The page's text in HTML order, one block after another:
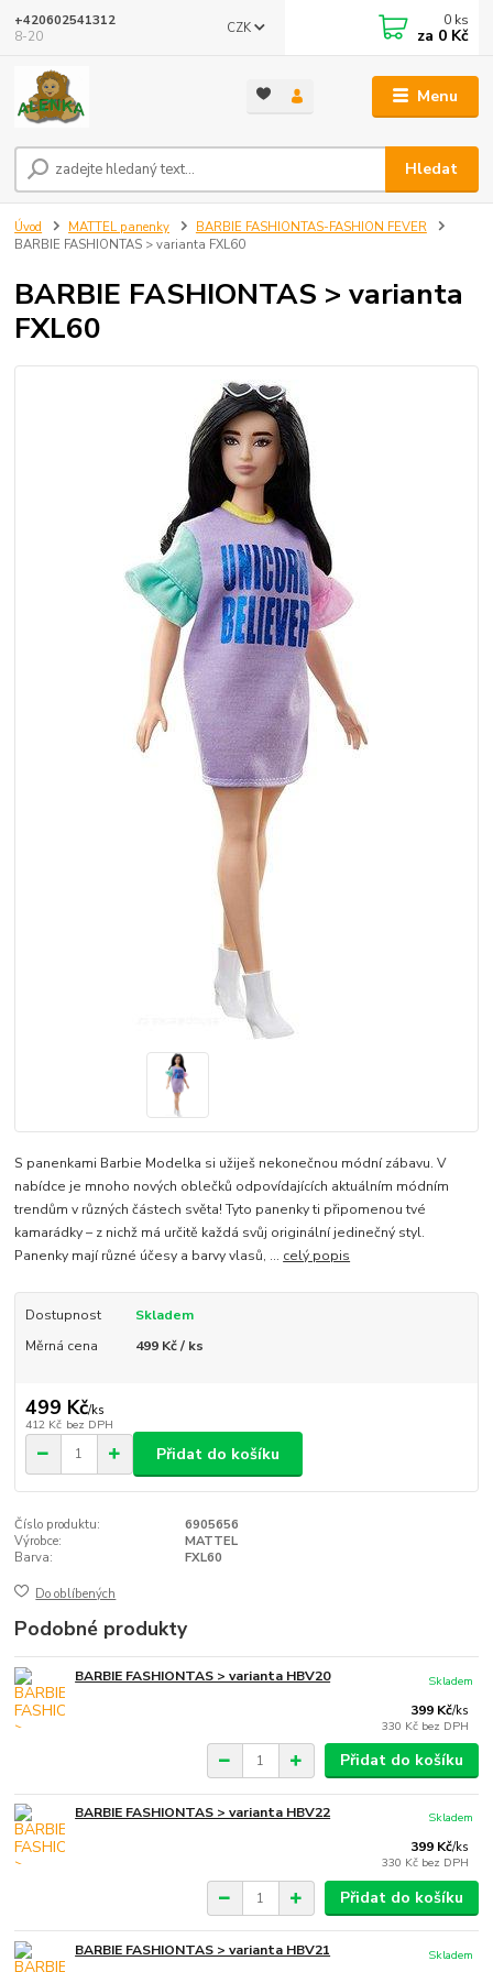
Menu
CZK
Hledat
+420602541312
8-20
0 ks
za 0 Kč
Úvod MATTEL panenky
BARBIE FASHIONTAS-FASHION FEVER
BARBIE FASHIONTAS > varianta FXL60
BARBIE FASHIONTAS > varianta
FXL60
S panenkami Barbie Modelka si užiješ nekonečnou módní zábavu. V
nabídce je mnoho nových oblečků odpovídajících aktuálním módním
trendům v různých částech světa! Tyto panenky ti připomenou tvé
kamarádky – z nichž má určitě každá svůj originální jedinečný styl.
Panenky mají různé účesy a barvy vlasů, ... celý popis
Dostupnost
Skladem
Měrná cena
499 Kč / ks
499 Kč/ks
412 Kč bez DPH
Přidat do košíku
Číslo produktu:
6905656
Výrobce:
MATTEL
Barva:
FXL60
Do oblíbených
Podobné produkty
BARBIE FASHIONTAS > varianta HBV20
399 Kč/ks
330 Kč bez DPH
Skladem
Přidat do košíku
BARBIE FASHIONTAS > varianta HBV22
399 Kč/ks
330 Kč bez DPH
Skladem
Přidat do košíku
BARBIE FASHIONTAS > varianta HBV21 Skladem